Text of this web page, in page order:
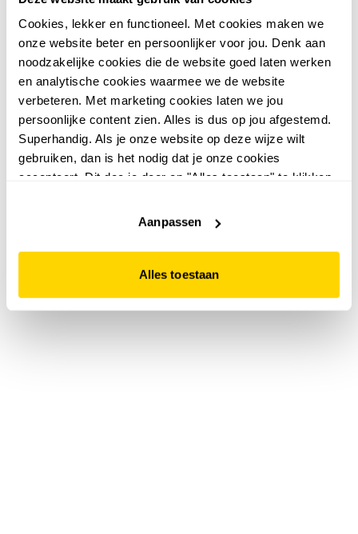
Cookies, lekker en functioneel. Met cookies maken we
onze website beter en persoonlijker voor jou. Denk aan
noodzakelijke cookies die de website goed laten werken
en analytische cookies waarmee we de website
verbeteren. Met marketing cookies laten we jou
persoonlijke content zien. Alles is dus op jou afgestemd.
Superhandig. Als je onze website op deze wijze wilt
gebruiken, dan is het nodig dat je onze cookies
accepteert. Dit doe je door op "Alles toestaan" te klikken.
website niet optimaal functioneert.
Aanpassen
Alles toestaan